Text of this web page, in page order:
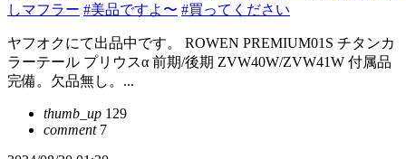
しマフラー #美品ですよ〜 #買ってください
ヤフオクにて出品中です。 ROWEN PREMIUM01S チタンカ
ラーテール プリウスα 前期/後期 ZVW40W/ZVW41W 付属品
完備。欠品無し。...
thumb_up 129
comment7